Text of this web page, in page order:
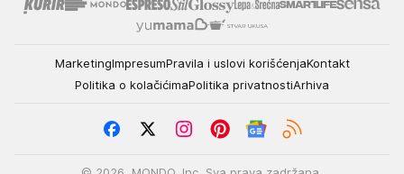
MarketingImpresumPravila i uslovi korišćenjaKontakt
Politika o kolačićimaPolitika privatnostiArhiva